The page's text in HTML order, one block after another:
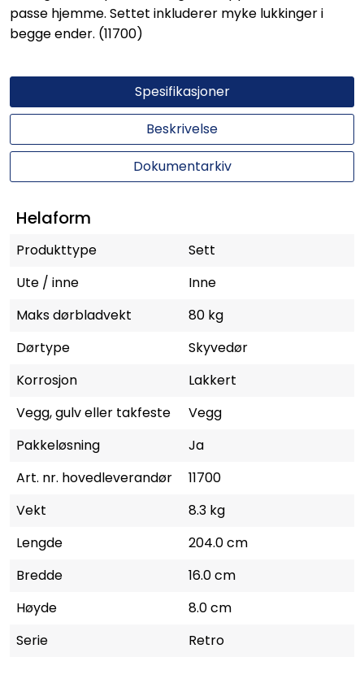
passe hjemme. Settet inkluderer myke lukkinger i
begge ender. (11700)
Spesifikasjoner
Beskrivelse
Dokumentarkiv
Helaform
Produkttype
Sett
Ute / inne
Inne
Maks dørbladvekt
80 kg
Dørtype
Skyvedør
Korrosjon
Lakkert
Vegg, gulv eller takfeste
Vegg
Pakkeløsning
Ja
Art. nr. hovedleverandør
11700
Vekt
8.3 kg
Lengde
204.0 cm
Bredde
16.0 cm
Høyde
8.0 cm
Serie
Retro